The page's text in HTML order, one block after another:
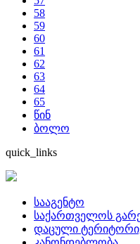
58
59
60
61
62
63
64
65
წინ
ბოლო
quick_links
სააგენტო
საქართველოს
დაცული